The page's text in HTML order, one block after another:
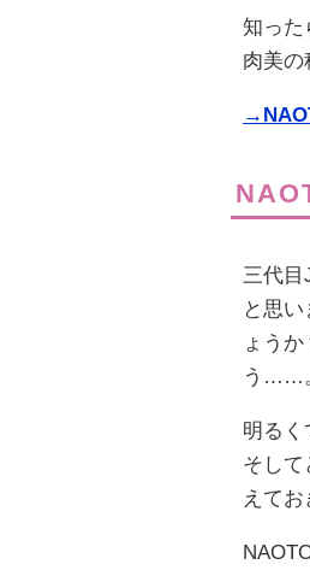
知った
肉美の
三代目
と思
ょう
う……
明るく
そして
えてお